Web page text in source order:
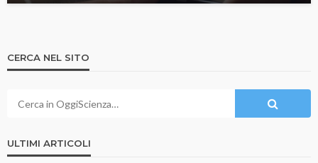
CERCA NEL SITO
ULTIMI ARTICOLI